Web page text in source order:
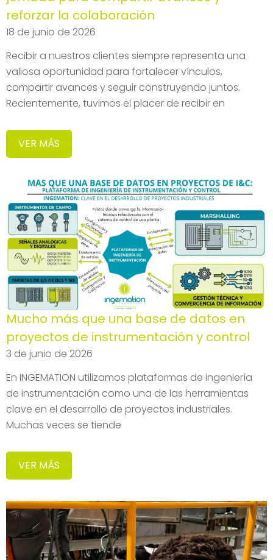
reforzar la colaboración
18 de junio de 2026
Recibir a nuestros clientes siempre representa una
valiosa oportunidad para fortalecer vínculos,
compartir avances y seguir construyendo juntos.
Recientemente, tuvimos el placer de recibir en
VER MÁS
Mucho más que una base de datos en
proyectos de instrumentación y control
3 de junio de 2026
En INGEMATION utilizamos plataformas de ingeniería
de instrumentación como una de las herramientas
clave en el desarrollo de proyectos industriales.
Muchas veces se tiende
VER MÁS